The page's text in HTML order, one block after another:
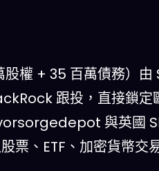
股權 + 35 百萬債務）
跟投，直接鎖定
與英國
票、ETF、加密貨幣交